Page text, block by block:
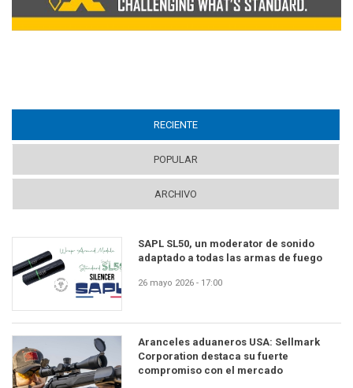
RECIENTE
POPULAR
ARCHIVO
SAPL SL50, un moderator de sonido
adaptado a todas las armas de fuego
26 mayo 2026 - 17:00
Aranceles aduaneros USA: Sellmark
Corporation destaca su fuerte
compromiso con el mercado